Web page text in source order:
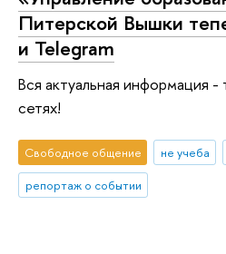
Питерской Вышки
и Telegram
Вся актуальная информация -
сетях!
Свободное общение не учеба
репортаж о событии